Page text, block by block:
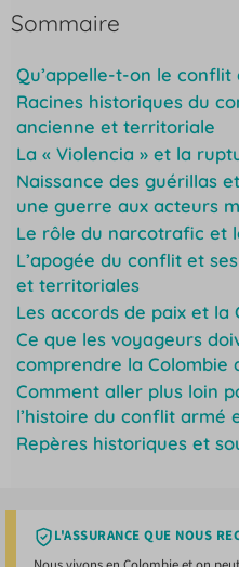
Sommaire
Qu’appelle-t-on le conflit
Racines historiques du
ancienne et territoriale
La « Violencia » et la
Naissance des guérillas
une guerre aux acteurs
Le rôle du narcotrafic et
L’apogée du conflit et
et territoriales
Les accords de paix et
Ce que les voyageurs
comprendre la Colombie
Comment aller plus loin
l’histoire du conflit armé
Repères historiques et
L'ASSURANCE QUE NOUS